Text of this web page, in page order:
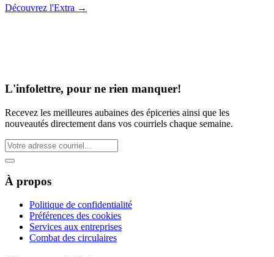
Découvrez l'Extra →
L'infolettre, pour ne rien manquer!
Recevez les meilleures aubaines des épiceries ainsi que les
nouveautés directement dans vos courriels chaque semaine.
À propos
Politique de confidentialité
Préférences des cookies
Services aux entreprises
Combat des circulaires